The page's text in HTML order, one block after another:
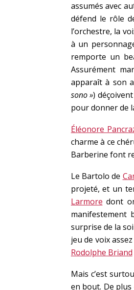
assumés avec
défend le rôle
l’orchestre, la
à un
remporte un
Assurément
apparaît à son
sono »)
pour donner de
Éléonore
charme à ce
Barberine font
Le Bartolo de
projeté, et un
Larmore dont
manifestement
surprise de la
jeu de voix
Rodolphe Briand
Mais c’est
en bout. De plus